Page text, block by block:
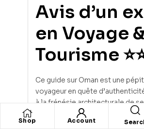
Avis d’un
en Voyage
Tourisme
Ce guide sur Oman est une
voyageur en quête
à la frénésie architecturale de
émiratis, Oman propose une
profonde et une nature brute
Shop Account